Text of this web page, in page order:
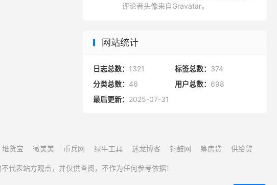
评论者头像来自Gravatar。
网站统计
日志总数： 1321 标签总数： 374
分类总数： 46 用户总数： 698
最后更新： 2025-07-31
堆货宝 微美美 币兵网 绿牛工具 迷龙博客 铜鼓网 筹房贷 供给贷
代表站方观点，并仅供查阅，不作为任何参考依据！